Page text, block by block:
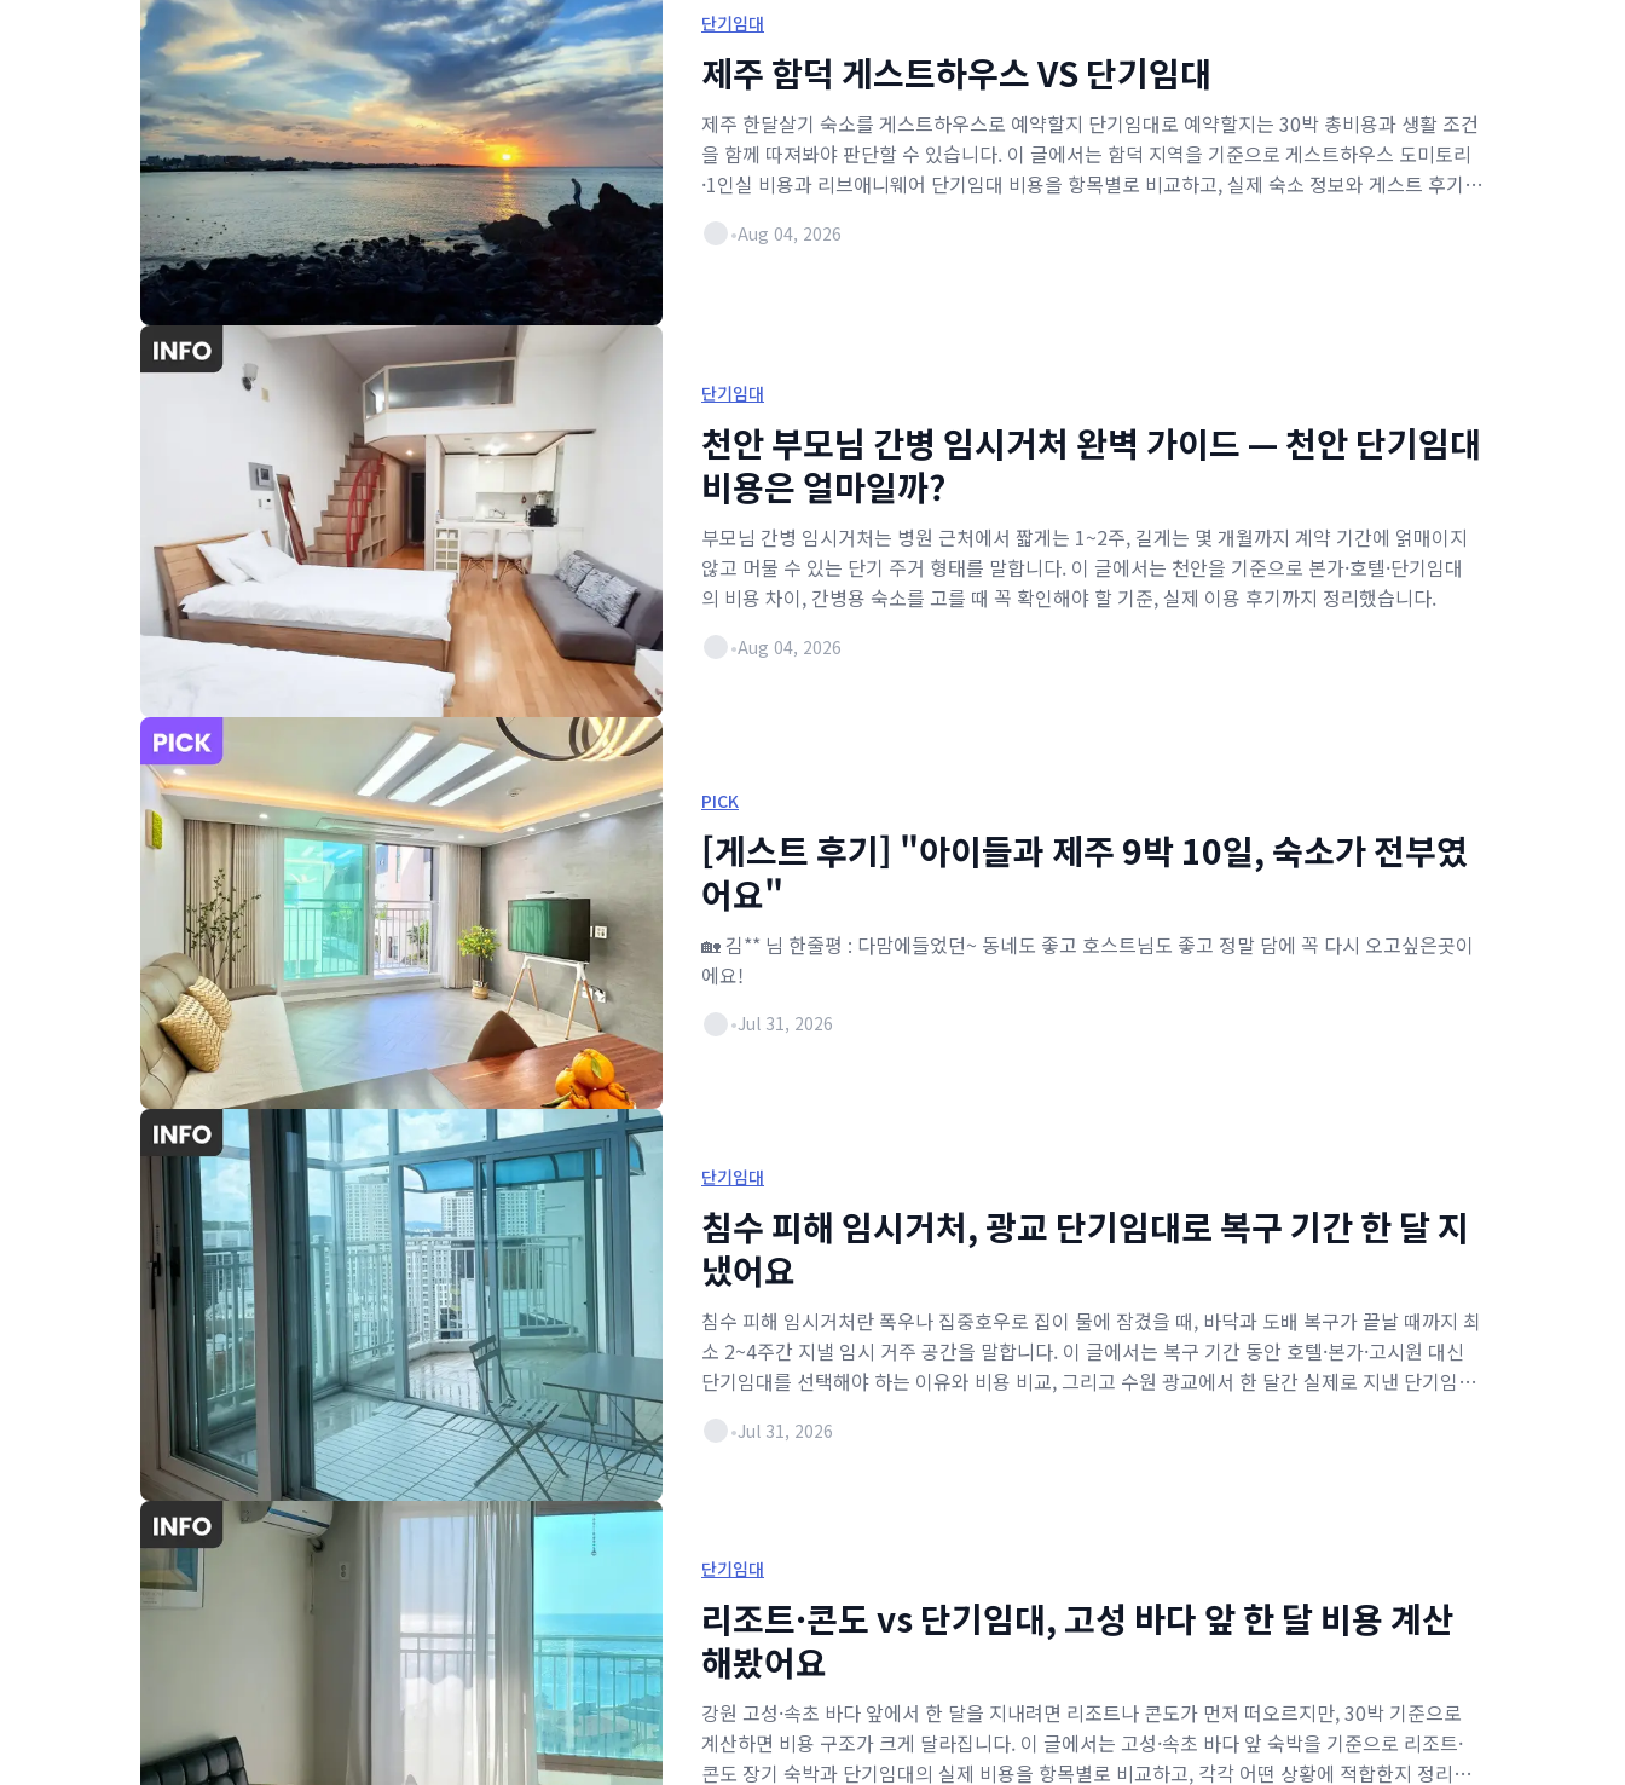
단기임대
제주 함덕 게스트하우스 VS 단기임대
제주 한달살기 숙소를 게스트하우스로 예약할지 단기임대로 예약할지는 30박 총비용과 생활 조건
을 함께 따져봐야 판단할 수 있습니다. 이 글에서는 함덕 지역을 기준으로 게스트하우스 도미토리
·1인실 비용과 리브애니웨어 단기임대 비용을 항목별로 비교하고, 실제 숙소 정보와 게스트 후기
까지 정리했습니다.
•Aug 04, 2026
단기임대
천안 부모님 간병 임시거처 완벽 가이드 — 천안 단기임대
비용은 얼마일까?
부모님 간병 임시거처는 병원 근처에서 짧게는 1~2주, 길게는 몇 개월까지 계약 기간에 얽매이지
않고 머물 수 있는 단기 주거 형태를 말합니다. 이 글에서는 천안을 기준으로 본가·호텔·단기임대
의 비용 차이, 간병용 숙소를 고를 때 꼭 확인해야 할 기준, 실제 이용 후기까지 정리했습니다.
•Aug 04, 2026
PICK
[게스트 후기] "아이들과 제주 9박 10일, 숙소가 전부였
어요"
🏡 김** 님 한줄평 : 다맘에들었던~ 동네도 좋고 호스트님도 좋고 정말 담에 꼭 다시 오고싶은곳이
에요!
•Jul 31, 2026
단기임대
침수 피해 임시거처, 광교 단기임대로 복구 기간 한 달 지
냈어요
침수 피해 임시거처란 폭우나 집중호우로 집이 물에 잠겼을 때, 바닥과 도배 복구가 끝날 때까지 최
소 2~4주간 지낼 임시 거주 공간을 말합니다. 이 글에서는 복구 기간 동안 호텔·본가·고시원 대신
단기임대를 선택해야 하는 이유와 비용 비교, 그리고 수원 광교에서 한 달간 실제로 지낸 단기임대
후기를 정리했습니다.
•Jul 31, 2026
단기임대
리조트·콘도 vs 단기임대, 고성 바다 앞 한 달 비용 계산
해봤어요
강원 고성·속초 바다 앞에서 한 달을 지내려면 리조트나 콘도가 먼저 떠오르지만, 30박 기준으로
계산하면 비용 구조가 크게 달라집니다. 이 글에서는 고성·속초 바다 앞 숙박을 기준으로 리조트·
콘도 장기 숙박과 단기임대의 실제 비용을 항목별로 비교하고, 각각 어떤 상황에 적합한지 정리했